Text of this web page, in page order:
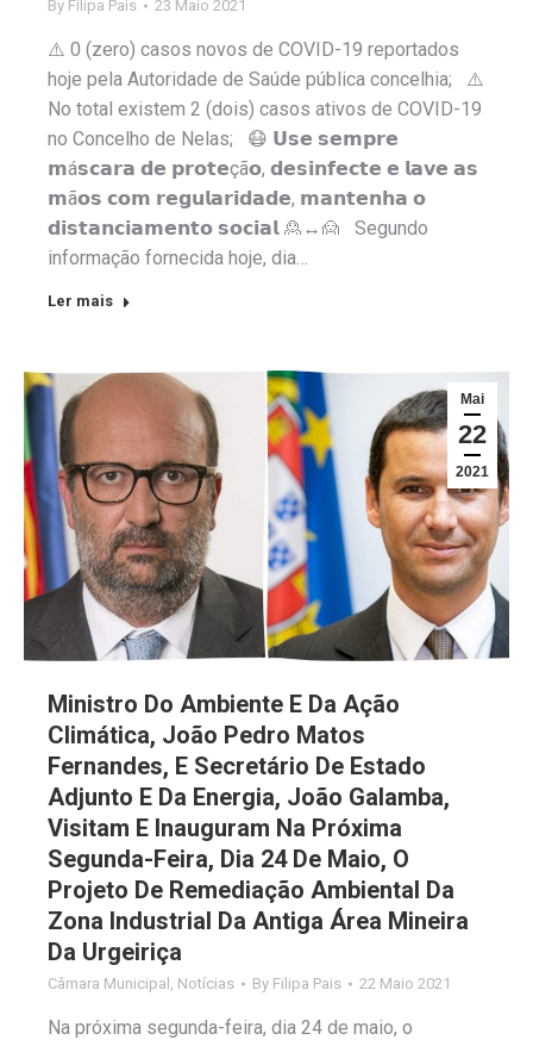
By Filipa Pais 23 Maio 2021
⚠️ 0 (zero) casos novos de COVID-19 reportados
hoje pela Autoridade de Saúde pública concelhia; ⚠️
No total existem 2 (dois) casos ativos de COVID-19
no Concelho de Nelas; 😷 𝗨𝘀𝗲 𝘀𝗲𝗺𝗽𝗿𝗲
𝗺á𝘀𝗰𝗮𝗿𝗮 𝗱𝗲 𝗽𝗿𝗼𝘁𝗲çã𝗼, 𝗱𝗲𝘀𝗶𝗻𝗳𝗲𝗰𝘁𝗲 𝗲 𝗹𝗮𝘃𝗲 𝗮𝘀
𝗺ã𝗼𝘀 𝗰𝗼𝗺 𝗿𝗲𝗴𝘂𝗹𝗮𝗿𝗶𝗱𝗮𝗱𝗲, 𝗺𝗮𝗻𝘁𝗲𝗻𝗵𝗮 𝗼
𝗱𝗶𝘀𝘁𝗮𝗻𝗰𝗶𝗮𝗺𝗲𝗻𝘁𝗼 𝘀𝗼𝗰𝗶𝗮𝗹 🙎↔️🙍 Segundo
informação fornecida hoje, dia…
Ler mais
Mai
22
2021
Ministro Do Ambiente E Da Ação
Climática, João Pedro Matos
Fernandes, E Secretário De Estado
Adjunto E Da Energia, João Galamba,
Visitam E Inauguram Na Próxima
Segunda-Feira, Dia 24 De Maio, O
Projeto De Remediação Ambiental Da
Zona Industrial Da Antiga Área Mineira
Da Urgeiriça
Câmara Municipal , Notícias By Filipa Pais 22 Maio 2021
Na próxima segunda-feira, dia 24 de maio, o